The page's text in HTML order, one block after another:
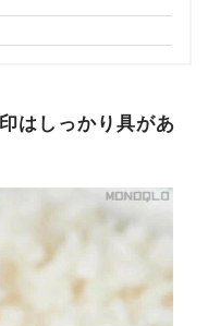
はしっかり具があ